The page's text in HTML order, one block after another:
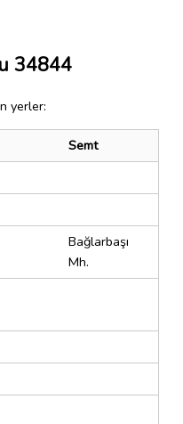
34844
yerler:
Semt
Bağlarbaşı
Mh.